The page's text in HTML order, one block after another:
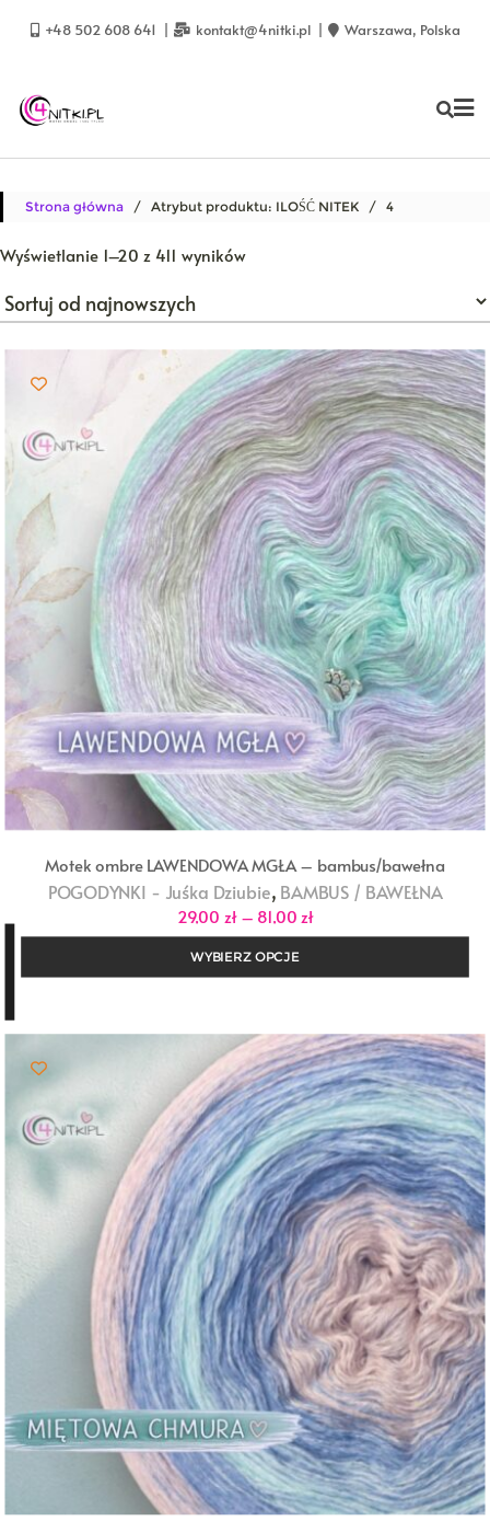
+48 502 608 641 kontakt@4nitki.pl Warszawa, Polska
Strona główna / Atrybut produktu: ILOŚĆ NITEK / 4
Wyświetlanie 1–20 z 411 wynikówPosortowane
Motek ombre LAWENDOWA MGŁA – bambus/bawełna
POGODYNKI - Juśka Dziubie, BAMBUS / BAWEŁNA
29,00 zł – 81,00 złZakres
cen:
do
WYBIERZ OPCJE